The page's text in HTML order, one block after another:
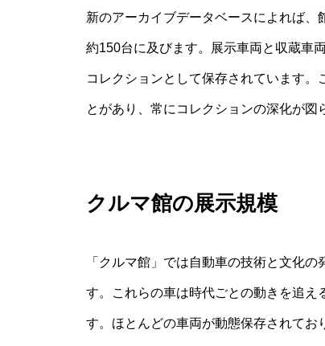
新のアーカイブデータベースによれば
約150台に及びます。展示車両と収蔵車
コレクションとして保存されています
とがあり、常にコレクションの深化が図
クルマ館の展示規模
「クルマ館」では自動車の技術と文化
す。これらの車は時代ごとの動きを追え
す。ほとんどの車両が動態保存されてお